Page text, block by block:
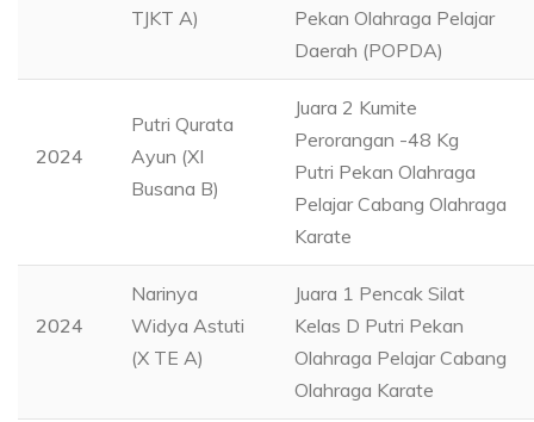
TJKT A)
Pekan Olahraga Pelajar
Daerah (POPDA)
2024
Putri Qurata
Ayun (XI
Busana B)
Juara 2 Kumite
Perorangan -48 Kg
Putri Pekan Olahraga
Pelajar Cabang Olahraga
Karate
2024
Narinya
Widya Astuti
(X TE A)
Juara 1 Pencak Silat
Kelas D Putri Pekan
Olahraga Pelajar Cabang
Olahraga Karate